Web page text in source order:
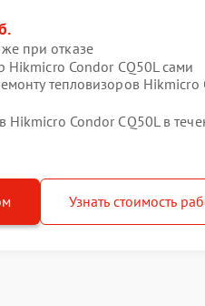
при отказе
Hikmicro Condor CQ50L сами
тепловизоров Hikmicro
Condor CQ50L в
Узнать стоимость